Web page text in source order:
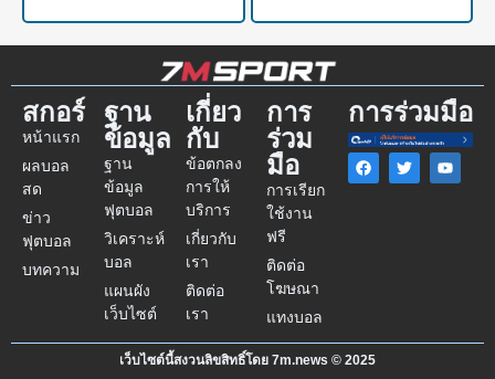
สกอร์
หน้าแรก
ผลบอล
สด
ข่าว
ฟุตบอล
บทความ
ฐาน
ข้อมูล
ฐาน
ข้อมูล
ฟุตบอล
วิเคราะห์
บอล
แผนผัง
เว็บไซต์
เกี่ยว
กับ
ข้อตกลง
การให้
บริการ
เกี่ยวกับ
เรา
ติดต่อ
เรา
การ
ร่วม
มือ
การเรียก
ใช้งาน
ฟรี
ติดต่อ
โฆษณา
แทงบอล
การร่วมมือ
เว็บไซต์นี้สงวนลิขสิทธิ์โดย 7m.news © 2025